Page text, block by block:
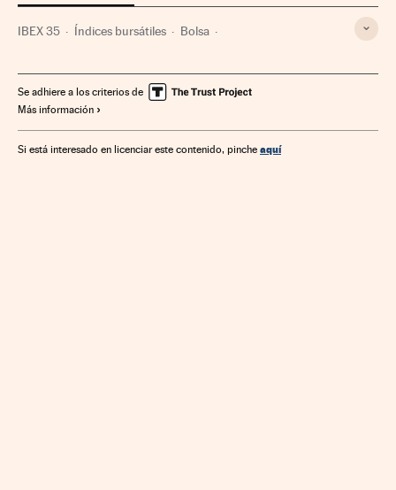
IBEX 35 Índices bursátiles Bolsa
Se adhiere a los criterios de
Más información
Si está interesado en licenciar este contenido, pinche aquí